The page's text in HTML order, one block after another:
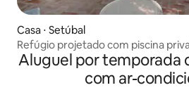
Casa ⋅ Setúbal
Refúgio projetado com piscina
Aluguel por temporada
com ar-